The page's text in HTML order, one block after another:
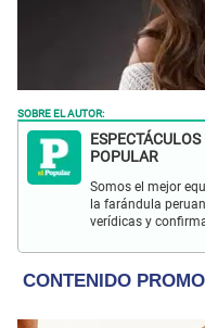
SOBRE EL AUTOR:
ESPECTÁCULOS
POPULAR
Somos el mejor
la farándula
verídicas y